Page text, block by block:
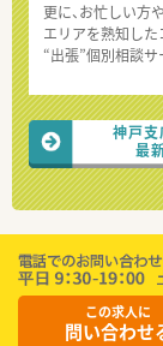
更に、お忙しい方
エリアを熟知した
“出張”個別相談サ
神戸支
最
この求人に
問い合わせ